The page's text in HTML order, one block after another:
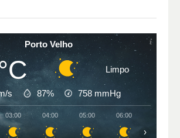
Porto Velho
Limpo
s 87% 758 mmHg
03:00 04:00 05:00 06:00
›